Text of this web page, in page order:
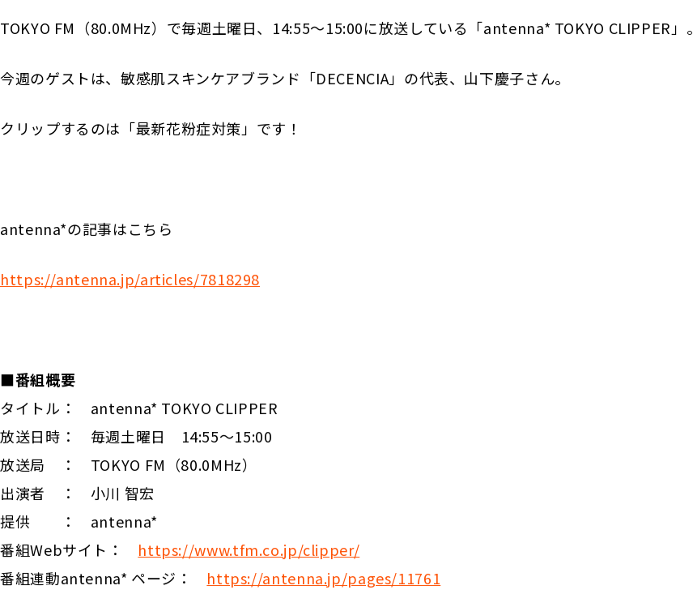
TOKYO FM（80.0MHz）で毎週土曜日、14:55〜15:00に放送している「antenna* TOKYO CLIPPER」。
今週のゲストは、敏感肌スキンケアブランド「DECENCIA」の代表、山下慶子さん。
クリップするのは「最新花粉症対策」です！
antenna*の記事はこちら
https://antenna.jp/articles/7818298
■番組概要
タイトル： antenna* TOKYO CLIPPER
放送日時： 毎週土曜日 14:55〜15:00
放送局 ： TOKYO FM（80.0MHz）
出演者 ： 小川 智宏
提供 ： antenna*
番組Webサイト： https://www.tfm.co.jp/clipper/
番組連動antenna* ページ： https://antenna.jp/pages/11761